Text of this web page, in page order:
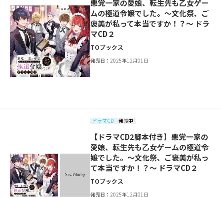
悪党一家の愛娘、転生先も乙女ゲー
ムの極道令嬢でした。～文化祭、ご
褒美が私って本当ですか！？～ ドラ
マCD２
TOブックス
発売日：2025年12月01日
ドラマCD 発売中
【ドラマCD2脚本付き】悪党一家の
愛娘、転生先も乙女ゲームの極道令
嬢でした。〜文化祭、ご褒美が私っ
て本当ですか！？〜 ドラマCD２
TOブックス
発売日：2025年12月01日